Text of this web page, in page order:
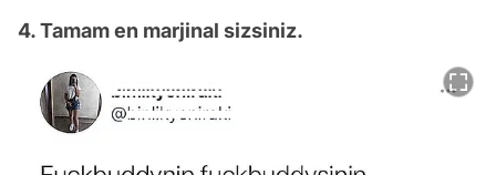
4. Tamam en marjinal sizsiniz.